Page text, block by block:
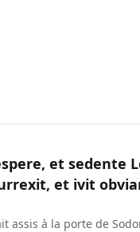
et sedente
et ivit
assis à la porte de